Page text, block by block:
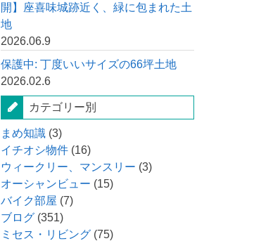
開】座喜味城跡近く、緑に包まれた土
地
2026.06.9
保護中: 丁度いいサイズの66坪土地
2026.02.6
カテゴリー別
まめ知識 (3)
イチオシ物件 (16)
ウィークリー、マンスリー (3)
オーシャンビュー (15)
バイク部屋 (7)
ブログ (351)
ミセス・リビング (75)